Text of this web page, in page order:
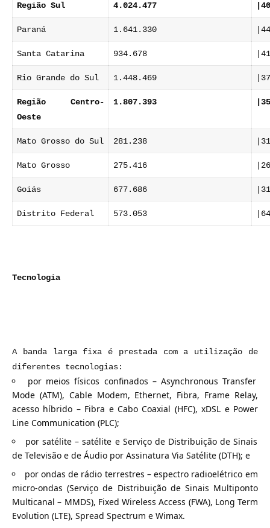
Região Sul 4.024.477
Paraná 1.641.330
Santa Catarina 934.678
Rio Grande do Sul 1.448.469
Região Centro-
Oeste
1.807.393
Mato Grosso do Sul 281.238
Mato Grosso 275.416
Goiás 677.686
Distrito Federal 573.053
Tecnologia
A banda larga fixa é prestada com a utilização de
diferentes tecnologias:
por meios físicos confinados – Asynchronous Transfer
Mode (ATM), Cable Modem, Ethernet, Fibra, Frame Relay,
acesso híbrido – Fibra e Cabo Coaxial (HFC), xDSL e Power
Line Communication (PLC);
por satélite – satélite e Serviço de Distribuição de Sinais
de Televisão e de Áudio por Assinatura Via Satélite (DTH); e
por ondas de rádio terrestres – espectro radioelétrico em
micro-ondas (Serviço de Distribuição de Sinais Multiponto
Multicanal – MMDS), Fixed Wireless Access (FWA), Long Term
Evolution (LTE), Spread Spectrum e Wimax.